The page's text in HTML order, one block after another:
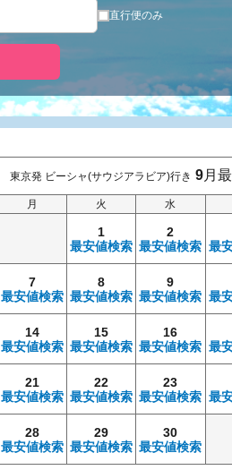
直行便のみ
東京発 ビーシャ(サウジアラビア)行き 9月
月 火 水
1
最安値検索
2
最安値検索 最
7
最安値検索
8
最安値検索
9
最安値検索 最
14
最安値検索
15
最安値検索
16
最安値検索 最
21
最安値検索
22
最安値検索
23
最安値検索 最
28
最安値検索
29
最安値検索
30
最安値検索